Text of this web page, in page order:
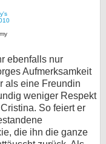
ebenfalls nur
Aufmerksamkeit
als eine Freundin
weniger Respekt
So feiert er
die ihn die ganze